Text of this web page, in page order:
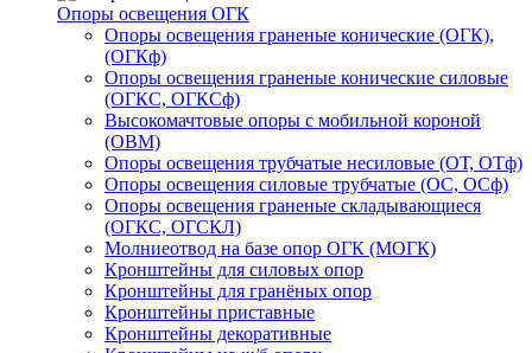
Опоры освещения ОГК
Опоры освещения граненые конические (ОГК),
(ОГКф)
Опоры освещения граненые конические силовые
(ОГКС, ОГКСф)
Высокомачтовые опоры с мобильной короной
(ОВМ)
Опоры освещения трубчатые несиловые (ОТ, ОТф)
Опоры освещения силовые трубчатые (ОС, ОСф)
Опоры освещения граненые складывающиеся
(ОГКС, ОГСКЛ)
Молниеотвод на базе опор ОГК (МОГК)
Кронштейны для силовых опор
Кронштейны для гранёных опор
Кронштейны приставные
Кронштейны декоративные